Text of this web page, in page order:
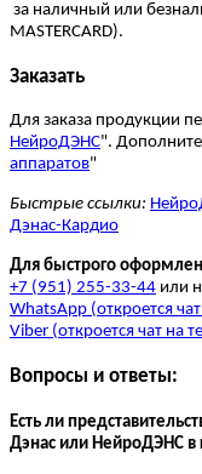
за наличный или
MASTERCARD).
Заказать
Для заказа продукции
НейроДЭНС".
аппаратов"
Быстрые ссылки:
Дэнас-Кардио
Для быстрого
+7 (951) 255-33-44 или
WhatsApp (откроется
Viber (откроется чат на
Вопросы и ответы:
Есть ли
Дэнас или НейроДЭНС в